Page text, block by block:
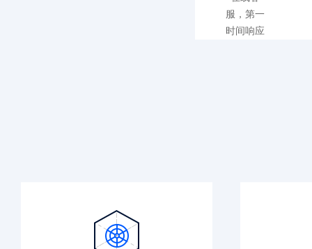
服，第一
时间响应